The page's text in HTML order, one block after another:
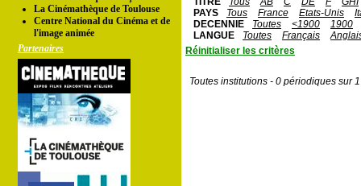
La Cinémathèque de Toulouse
Centre National du Cinéma et de
l'image animée
Partenaires
PAYS
Tous France Etats-Unis
DECENNIE
Toutes <1900
1900
LANGUE
Toutes Français
Réinitialiser les critères
Toutes institutions - 0 périodiques sur